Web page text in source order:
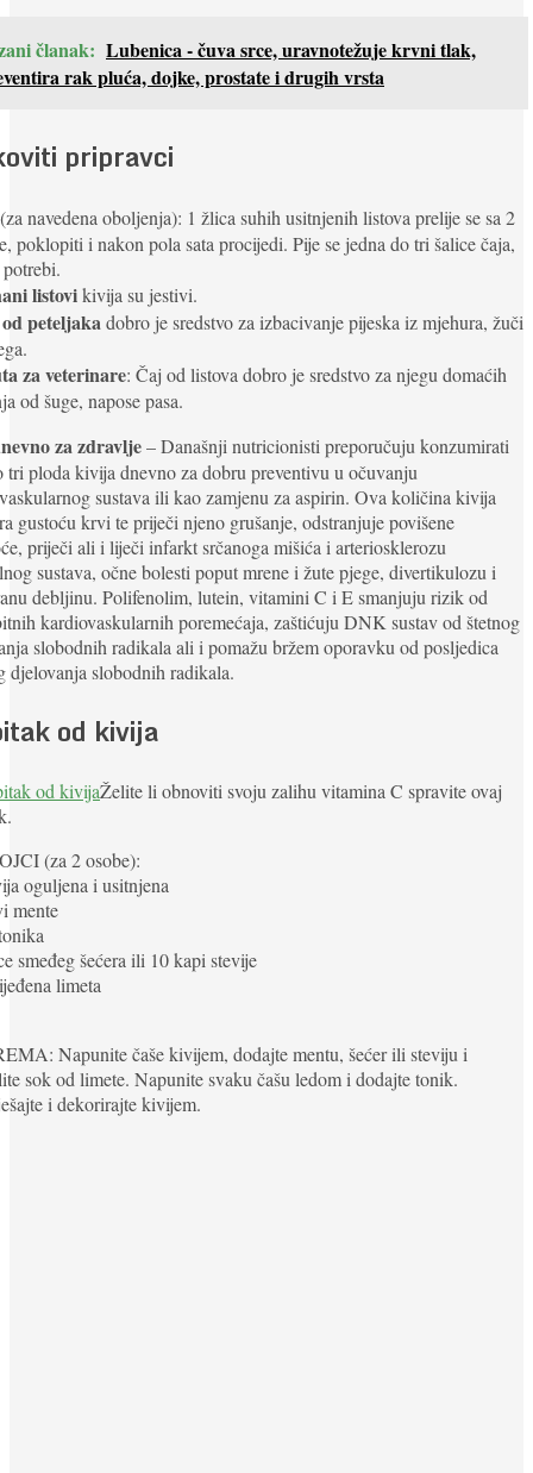
članak: Lubenica - čuva srce, uravnotežuje krvni tlak,
rak pluća, dojke, prostate i drugih vrsta
pripravci
navedena oboljenja): 1 žlica suhih usitnjenih listova prelije se sa 2
poklopiti i nakon pola sata procijedi. Pije se jedna do tri šalice čaja,
listovikivija su jestivi.
peteljakadobro je sredstvo za izbacivanje pijeska iz mjehura, žuči
za veterinare: Čaj od listova dobro je sredstvo za njegu domaćih
od šuge, napose pasa.
za zdravlje– Današnji nutricionisti preporučuju konzumirati
tri ploda kivija dnevno za dobru preventivu u očuvanju
sustava ili kao zamjenu za aspirin. Ova količina kivija
gustoću krvi te priječi njeno grušanje, odstranjuje povišene
priječi ali i liječi infarkt srčanoga mišića i arteriosklerozu
sustava, očne bolesti poput mrene i žute pjege, divertikulozu i
debljinu. Polifenolim, lutein, vitamini C i E smanjuju rizik od
kardiovaskularnih poremećaja, zaštićuju DNK sustav od štetnog
slobodnih radikala ali i pomažu bržem oporavku od posljedica
djelovanja slobodnih radikala.
od kivija
Želite li obnoviti svoju zalihu vitamina C spravite ovaj
(za 2 osobe):
oguljena i usitnjena
mente
smeđeg šećera ili 10 kapi stevije
limeta
Napunite čaše kivijem, dodajte mentu, šećer ili steviju i
sok od limete. Napunite svaku čašu ledom i dodajte tonik.
i dekorirajte kivijem.